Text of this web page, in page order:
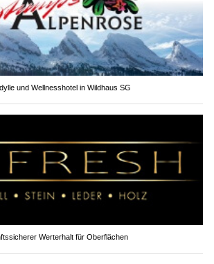
und Wellnesshotel in Wildhaus SG
Werterhalt für Oberflächen